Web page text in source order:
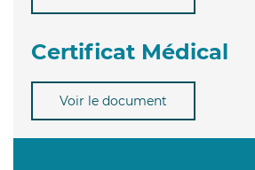
Certificat Médical
Voir le document